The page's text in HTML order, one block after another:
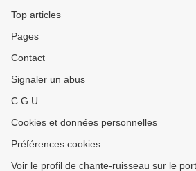
Top articles
Pages
Contact
Signaler un abus
C.G.U.
Cookies et données personnelles
Préférences cookies
Voir le profil de chante-ruisseau sur le